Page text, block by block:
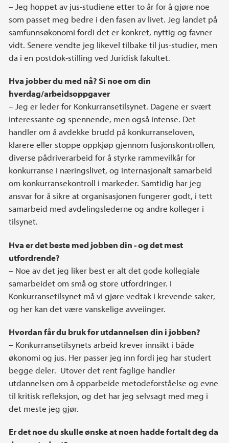
– Jeg hoppet av jus-studiene etter to år for å gjøre noe
som passet meg bedre i den fasen av livet. Jeg landet på
samfunnsøkonomi fordi det er konkret, nyttig og favner
vidt. Senere vendte jeg likevel tilbake til jus-studier, men
da i en postdok-stilling ved Juridisk fakultet.
Hva jobber du med nå? Si noe om din
hverdag/arbeidsoppgaver
– Jeg er leder for Konkurransetilsynet. Dagene er svært
interessante og spennende, men også intense. Det
handler om å avdekke brudd på konkurranseloven,
klarere eller stoppe oppkjøp gjennom fusjonskontrollen,
diverse pådriverarbeid for å styrke rammevilkår for
konkurranse i næringslivet, og internasjonalt samarbeid
om konkurransekontroll i markeder. Samtidig har jeg
ansvar for å sikre at organisasjonen fungerer godt, i tett
samarbeid med avdelingslederne og andre kolleger i
tilsynet.
Hva er det beste med jobben din - og det mest
utfordrende?
– Noe av det jeg liker best er alt det gode kollegiale
samarbeidet om små og store utfordringer. I
Konkurransetilsynet må vi gjøre vedtak i krevende saker,
og her kan det være vanskelige avveiinger.
Hvordan får du bruk for utdannelsen din i jobben?
– Konkurransetilsynets arbeid krever innsikt i både
økonomi og jus. Her passer jeg inn fordi jeg har studert
begge deler. Utover det rent faglige handler
utdannelsen om å opparbeide metodeforståelse og evne
til kritisk refleksjon, og det har jeg selvsagt med meg i
det meste jeg gjør.
Er det noe du skulle ønske at noen hadde fortalt deg da